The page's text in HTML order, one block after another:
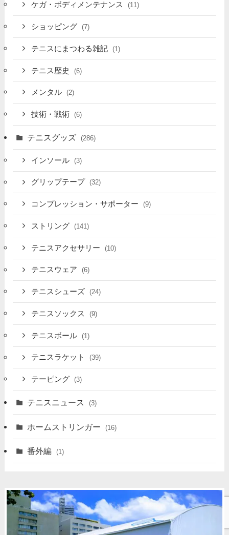
ケガ・ボディメンテナンス (11)
ショッピング (7)
テニスにまつわる雑記 (1)
テニス歴史 (6)
メンタル (2)
技術・戦術 (6)
テニスグッズ (286)
インソール (3)
グリップテープ (32)
コンプレッション・サポーター (9)
ストリング (141)
テニスアクセサリー (10)
テニスウェア (6)
テニスシューズ (24)
テニスソックス (9)
テニスボール (1)
テニスラケット (39)
テーピング (3)
テニスニュース (3)
ホームストリンガー (16)
番外編 (1)